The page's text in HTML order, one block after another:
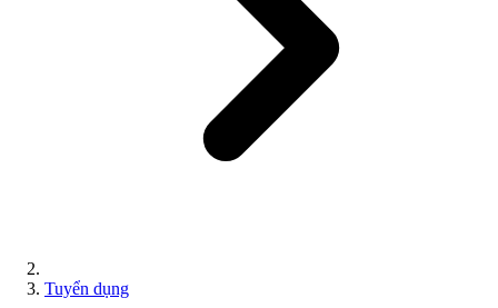
Tuyển dụng